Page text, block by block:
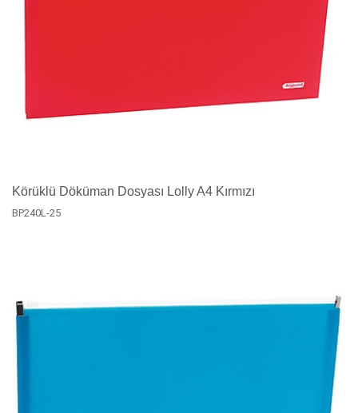
Körüklü Döküman Dosyası Lolly A4 Kırmızı
BP240L-25